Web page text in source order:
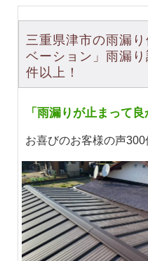
に仕上がり、これか
Mana Ito
ベランダの床がベコ
室外機も傾いてきて
態でしたので修理を
法で提案もいただき納
像以上の出来上がり
三重県津市の雨漏
ベーション」雨漏
件以上！
「雨漏りが止まって良
お喜びのお客様の声300